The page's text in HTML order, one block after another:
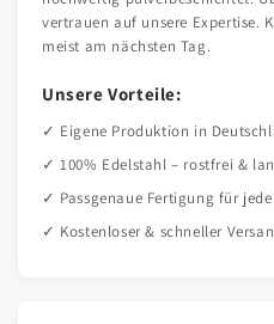
vertrauen auf unsere Expertise.
meist am nächsten Tag.
Unsere Vorteile:
✓ Eigene Produktion in
✓ 100% Edelstahl – rostfrei &
✓ Passgenaue Fertigung für
✓ Kostenloser & schneller